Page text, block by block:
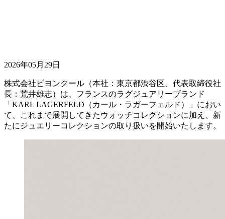
2026年05月29日
株式会社ビヨンクール（本社：東京都渋谷区、代表取締役社
長：荒井雄志）は、フランスのラグジュアリーブランド
「KARL LAGERFELD（カール・ラガーフェルド）」におい
て、これまで展開してきたウォッチコレクションに加え、新
たにジュエリーコレクションの取り扱いを開始いたします。